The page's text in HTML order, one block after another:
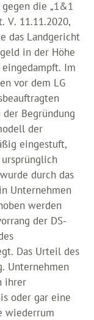
die „1&1
V. 11.11.2020,
das Landgericht
in der Höhe
Im
vor dem LG
Begründung
der
eingestuft,
durch das
Unternehmen
werden
der DS-
Das Urteil des
Unternehmen
ihrer
oder gar eine
wiederrum